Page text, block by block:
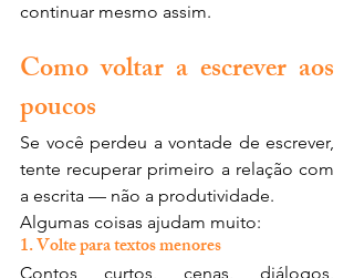
continuar mesmo assim.
Como voltar a escrever aos
poucos
Se você perdeu a vontade de escrever,
tente recuperar primeiro a relação com
a escrita — não a produtividade.
Algumas coisas ajudam muito:
1. Volte para textos menores
Contos curtos, cenas, diálogos,